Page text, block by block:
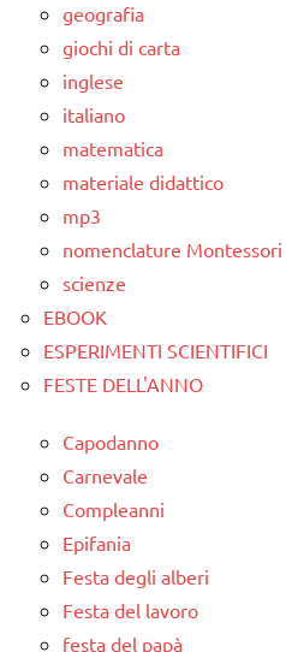
geografia
giochi di carta
inglese
italiano
matematica
materiale didattico
mp3
nomenclature Montessori
scienze
EBOOK
ESPERIMENTI SCIENTIFICI
FESTE DELL'ANNO
Capodanno
Carnevale
Compleanni
Epifania
Festa degli alberi
Festa del lavoro
festa del papà